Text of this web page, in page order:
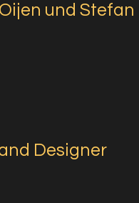
und Stefan
Designer